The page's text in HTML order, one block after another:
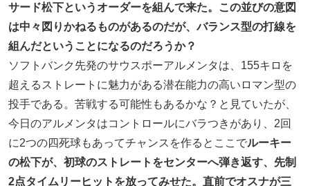
サード松下というオーダーを組んで来た。この並びの意図
は中々図りかねるものがあるのだが、バランス型の打線を
組んだということになるのだろうか？
ソフトバンク先発のサウスポーアルメンタは、155キロを
超えるストレートに魅力がある潜在能力の高いロマン型の
投手である。苦戦する可能性もあるかな？と見ていたが、
今日のアルメンタはコントロールにバラつきがあり、2回
に2つの四死球もあってチャンスを作るとここでルーキー
の松下が、初球のストレートをセンターへ弾き返す、先制
2点タイムリーヒットを放ってみせた。直前でオスナが三